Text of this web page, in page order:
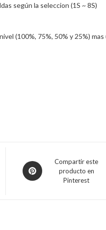
según la seleccion (1S ~ 8S)
(100%, 75%, 50% y 25%)
Compartir este
producto en
Pinterest